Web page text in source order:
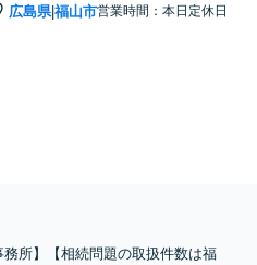
広島県|福山市営業時間：本日定休日
務所】【相続問題の取扱件数は福